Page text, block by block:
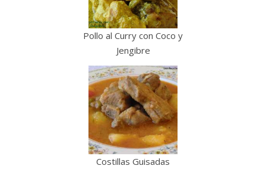
Pollo al Curry con Coco y
Jengibre
Costillas Guisadas